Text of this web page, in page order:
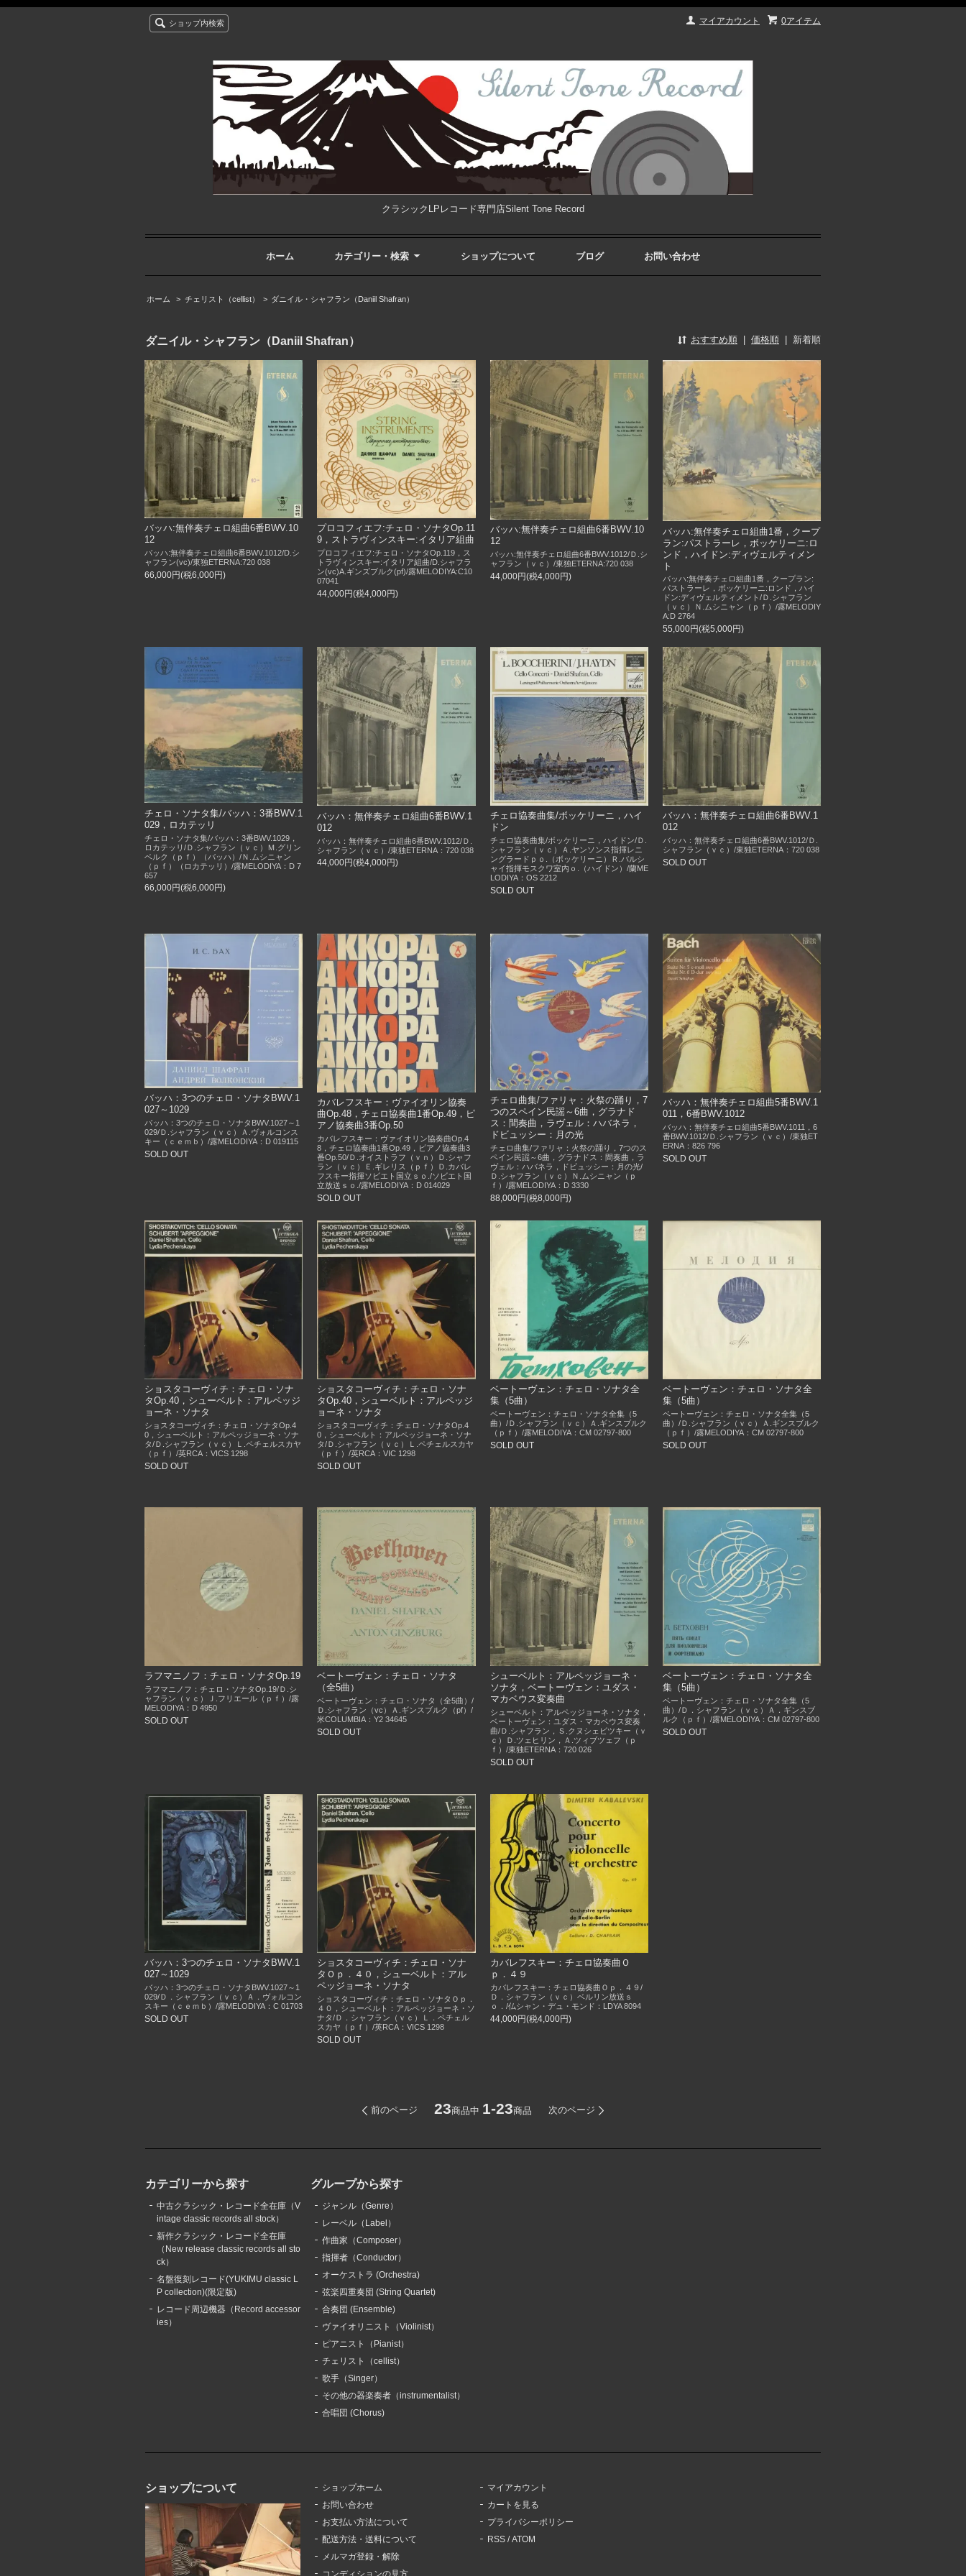
0アイテム
マイアカウント
ショップ内検索
クラシックLPレコード専門店Silent Tone Record
ホーム カテゴリー・検索 ショップについて ブログ お問い合わせ
ホーム > チェリスト（cellist） > ダニイル・シャフラン（Daniil Shafran）
ダニイル・シャフラン（Daniil Shafran） おすすめ順 価格順 新着順
バッハ:無伴奏チェロ組曲6番BWV.10
12
バッハ:無伴奏チェロ組曲6番BWV.1012/D.シ
ャフラン(vc)/東独ETERNA:720 038
66,000円(税6,000円)
プロコフィエフ:チェロ・ソナタOp.11
9，ストラヴィンスキー:イタリア組曲
プロコフィエフ:チェロ・ソナタOp.119，ス
トラヴィンスキー:イタリア組曲/D.シャフラ
ン(vc)A.ギンズブルク(pf)/露MELODIYA:C10
07041
44,000円(税4,000円)
バッハ:無伴奏チェロ組曲6番BWV.10
12
バッハ:無伴奏チェロ組曲6番BWV.1012/Ｄ.シ
ャフラン（ｖｃ）/東独ETERNA:720 038
44,000円(税4,000円)
バッハ:無伴奏チェロ組曲1番，クープ
ラン:パストラーレ，ボッケリーニ:ロ
ンド，ハイドン:ディヴェルティメン
ト
バッハ:無伴奏チェロ組曲1番，クープラン:
パストラーレ，ボッケリーニ:ロンド，ハイ
ドン:ディヴェルティメント/Ｄ.シャフラン
（ｖｃ）Ｎ.ムシニャン（ｐｆ）/露MELODIY
A:D 2764
55,000円(税5,000円)
チェロ・ソナタ集/バッハ：3番BWV.1
029，ロカテッリ
チェロ・ソナタ集/バッハ：3番BWV.1029，
ロカテッリ/Ｄ.シャフラン（ｖｃ）Ｍ.グリン
ベルク（ｐｆ）（バッハ）/Ｎ.ムシニャン
（ｐｆ）（ロカテッリ）/露MELODIYA：D 7
657
66,000円(税6,000円)
バッハ：無伴奏チェロ組曲6番BWV.1
012
バッハ：無伴奏チェロ組曲6番BWV.1012/Ｄ.
シャフラン（ｖｃ）/東独ETERNA：720 038
44,000円(税4,000円)
チェロ協奏曲集/ボッケリーニ，ハイ
ドン
チェロ協奏曲集/ボッケリーニ，ハイドン/Ｄ.
シャフラン（ｖｃ）Ａ.ヤンソンス指揮レニ
ングラードｐｏ.（ボッケリーニ）Ｒ.バルシ
ャイ指揮モスクワ室内ｏ.（ハイドン）/蘭ME
LODIYA：OS 2212
SOLD OUT
バッハ：無伴奏チェロ組曲6番BWV.1
012
バッハ：無伴奏チェロ組曲6番BWV.1012/Ｄ.
シャフラン（ｖｃ）/東独ETERNA：720 038
SOLD OUT
バッハ：3つのチェロ・ソナタBWV.1
027～1029
バッハ：3つのチェロ・ソナタBWV.1027～1
029/Ｄ.シャフラン（ｖｃ）Ａ.ヴォルコンス
キー（ｃｅｍｂ）/露MELODIYA：D 019115
SOLD OUT
カバレフスキー：ヴァイオリン協奏
曲Op.48，チェロ協奏曲1番Op.49，ピ
アノ協奏曲3番Op.50
カバレフスキー：ヴァイオリン協奏曲Op.4
8，チェロ協奏曲1番Op.49，ピアノ協奏曲3
番Op.50/Ｄ.オイストラフ（ｖｎ）Ｄ.シャフ
ラン（ｖｃ）Ｅ.ギレリス（ｐｆ）Ｄ.カバレ
フスキー指揮ソビエト国立ｓｏ./ソビエト国
立放送ｓｏ./露MELODIYA：D 014029
SOLD OUT
チェロ曲集/ファリャ：火祭の踊り，7
つのスペイン民謡～6曲，グラナド
ス：間奏曲，ラヴェル：ハバネラ，
ドビュッシー：月の光
チェロ曲集/ファリャ：火祭の踊り，7つのス
ペイン民謡～6曲，グラナドス：間奏曲，ラ
ヴェル：ハバネラ，ドビュッシー：月の光/
Ｄ.シャフラン（ｖｃ）Ｎ.ムシニャン（ｐ
ｆ）/露MELODIYA：D 3330
88,000円(税8,000円)
バッハ：無伴奏チェロ組曲5番BWV.1
011，6番BWV.1012
バッハ：無伴奏チェロ組曲5番BWV.1011，6
番BWV.1012/Ｄ.シャフラン（ｖｃ）/東独ET
ERNA：826 796
SOLD OUT
ショスタコーヴィチ：チェロ・ソナ
タOp.40，シューベルト：アルペッジ
ョーネ・ソナタ
ショスタコーヴィチ：チェロ・ソナタOp.4
0，シューベルト：アルペッジョーネ・ソナ
タ/Ｄ.シャフラン（ｖｃ）Ｌ.ペチェルスカヤ
（ｐｆ）/英RCA：VICS 1298
SOLD OUT
ショスタコーヴィチ：チェロ・ソナ
タOp.40，シューベルト：アルペッジ
ョーネ・ソナタ
ショスタコーヴィチ：チェロ・ソナタOp.4
0，シューベルト：アルペッジョーネ・ソナ
タ/Ｄ.シャフラン（ｖｃ）Ｌ.ペチェルスカヤ
（ｐｆ）/英RCA：VIC 1298
SOLD OUT
ベートーヴェン：チェロ・ソナタ全
集（5曲）
ベートーヴェン：チェロ・ソナタ全集（5
曲）/Ｄ.シャフラン（ｖｃ）Ａ.ギンスブルク
（ｐｆ）/露MELODIYA：CM 02797-800
SOLD OUT
ベートーヴェン：チェロ・ソナタ全
集（5曲）
ベートーヴェン：チェロ・ソナタ全集（5
曲）/Ｄ.シャフラン（ｖｃ）Ａ.ギンスブルク
（ｐｆ）/露MELODIYA：CM 02797-800
SOLD OUT
ラフマニノフ：チェロ・ソナタOp.19
ラフマニノフ：チェロ・ソナタOp.19/Ｄ.シ
ャフラン（ｖｃ）Ｊ.フリエール（ｐｆ）/露
MELODIYA：D 4950
SOLD OUT
ベートーヴェン：チェロ・ソナタ
（全5曲）
ベートーヴェン：チェロ・ソナタ（全5曲）/
Ｄ.シャフラン（vc）Ａ.ギンスブルク（pf）/
米COLUMBIA：Y2 34645
SOLD OUT
シューベルト：アルペッジョーネ・
ソナタ，ベートーヴェン：ユダス・
マカベウス変奏曲
シューベルト：アルペッジョーネ・ソナタ，
ベートーヴェン：ユダス・マカベウス変奏
曲/Ｄ.シャフラン，Ｓ.クヌシェビツキー（ｖ
ｃ）Ｄ.ツェヒリン，Ａ.ツィブツェフ（ｐ
ｆ）/東独ETERNA：720 026
SOLD OUT
ベートーヴェン：チェロ・ソナタ全
集（5曲）
ベートーヴェン：チェロ・ソナタ全集（5
曲）/Ｄ．シャフラン（ｖｃ）Ａ．ギンスブ
ルク（ｐｆ）/露MELODIYA：CM 02797-800
SOLD OUT
バッハ：3つのチェロ・ソナタBWV.1
027～1029
バッハ：3つのチェロ・ソナタBWV.1027～1
029/Ｄ．シャフラン（ｖｃ）Ａ．ヴォルコン
スキー（ｃｅｍｂ）/露MELODIYA：C 01703
SOLD OUT
ショスタコーヴィチ：チェロ・ソナ
タＯｐ．４０，シューベルト：アル
ペッジョーネ・ソナタ
ショスタコーヴィチ：チェロ・ソナタＯｐ．
４０，シューベルト：アルペッジョーネ・ソ
ナタ/Ｄ．シャフラン（ｖｃ）Ｌ．ペチェル
スカヤ（ｐｆ）/英RCA：VICS 1298
SOLD OUT
カバレフスキー：チェロ協奏曲Ｏ
ｐ．４９
カバレフスキー：チェロ協奏曲Ｏｐ．４９/
Ｄ．シャフラン（ｖｃ）ベルリン放送ｓ
ｏ．/仏シャン・デュ・モンド：LDYA 8094
44,000円(税4,000円)
前のページ 23商品中 1-23商品 次のページ
カテゴリーから探す
中古クラシック・レコード全在庫（V
intage classic records all stock）
新作クラシック・レコード全在庫
（New release classic records all sto
ck）
名盤復刻レコード(YUKIMU classic L
P collection)(限定版)
レコード周辺機器（Record accessor
ies）
グループから探す
ジャンル（Genre）
レーベル（Label）
作曲家（Composer）
指揮者（Conductor）
オーケストラ (Orchestra)
弦楽四重奏団 (String Quartet)
合奏団 (Ensemble)
ヴァイオリニスト（Violinist）
ピアニスト（Pianist）
チェリスト（cellist）
歌手（Singer）
その他の器楽奏者（instrumentalist）
合唱団 (Chorus)
ショップについて
ショップホーム
お問い合わせ
お支払い方法について
配送方法・送料について
メルマガ登録・解除
マイアカウント
カートを見る
プライバシーポリシー
RSS /ATOM